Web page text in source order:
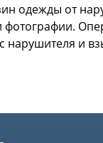
одежды от
нарушителя и